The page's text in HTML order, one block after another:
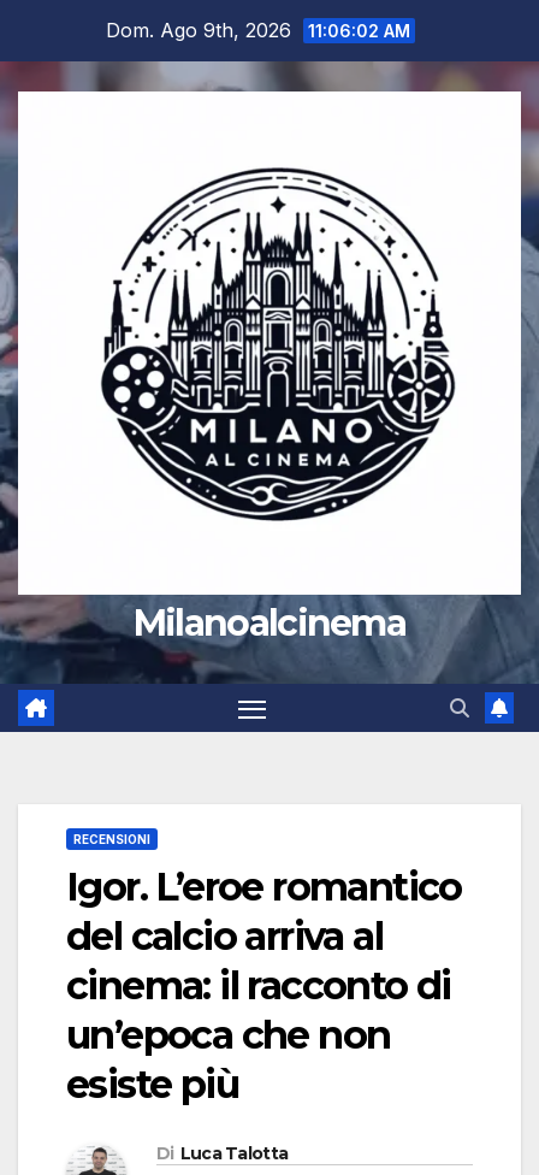
contenuto
Dom. Ago 9th, 2026 11:06:03 AM
Milanoalcinema
RECENSIONI
Igor. L’eroe romantico
del calcio arriva al
cinema: il racconto di
un’epoca che non
esiste più
Di Luca Talotta